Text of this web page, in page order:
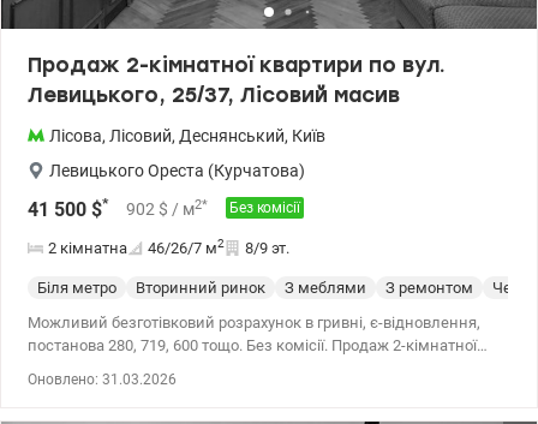
Продаж 2-кімнатної квартири по вул.
Левицького, 25/37, Лісовий масив
Лісова, Лісовий, Деснянський, Київ
Левицького Ореста (Курчатова)
41 500 $* 902 $ / м2* Без комісії
2 кімнатна 46/26/7 м2 8/9 эт.
Біля метро Вторинний ринок З меблями З ремонтом
Можливий безготівковий розрахунок в гривні, є-відновлення,
постанова 280, 719, 600 тощо. Без комісії. Продаж 2-кімнатної
Оновлено: 31.03.2026